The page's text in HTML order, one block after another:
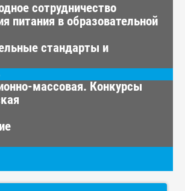
сотрудничество
питания в образовательной
стандарты и
массовая. Конкурсы